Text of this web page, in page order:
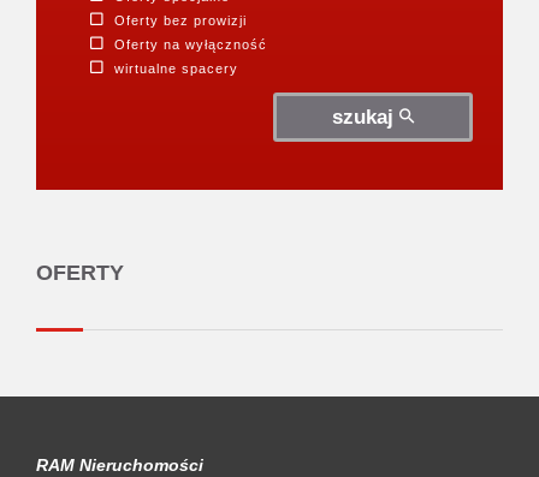
Oferty bez prowizji
Oferty na wyłączność
wirtualne spacery
szukaj
OFERTY
RAM Nieruchomości